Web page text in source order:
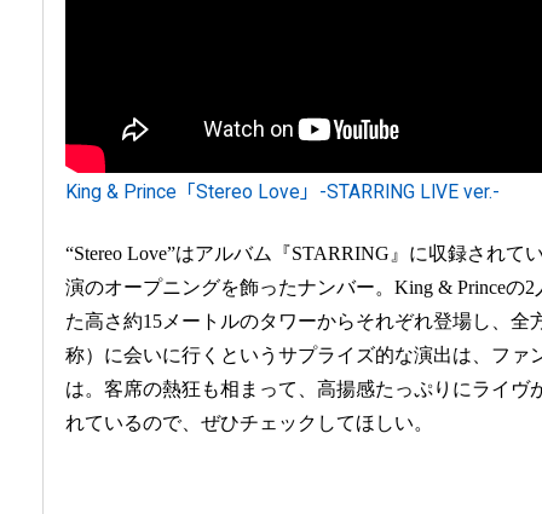
King & Prince「Stereo Love」-STARRING LIVE ver.-
“Stereo Love”はアルバム『STARRING』に収録されて
演のオープニングを飾ったナンバー。King & Princeの
た高さ約15メートルのタワーからそれぞれ登場し、全
称）に会いに行くというサプライズ的な演出は、ファ
は。客席の熱狂も相まって、高揚感たっぷりにライヴ
れているので、ぜひチェックしてほしい。